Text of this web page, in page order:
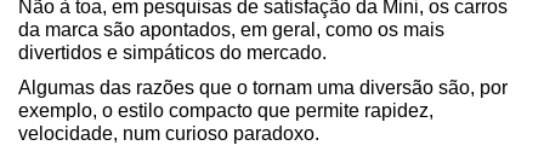
Não à toa, em pesquisas de satisfação da Mini, os carros
da marca são apontados, em geral, como os mais
divertidos e simpáticos do mercado.
Algumas das razões que o tornam uma diversão são, por
exemplo, o estilo compacto que permite rapidez,
velocidade, num curioso paradoxo.